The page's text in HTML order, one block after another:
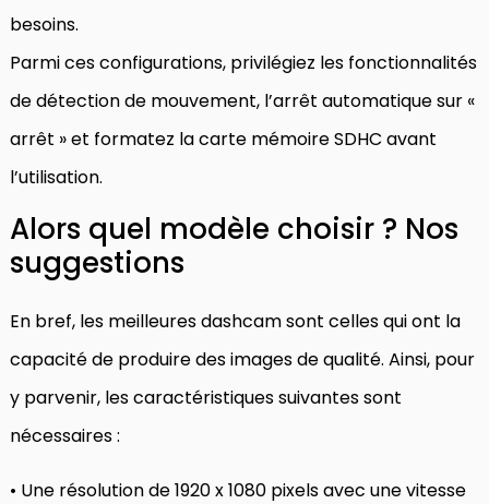
besoins.
Parmi ces configurations, privilégiez les fonctionnalités
de détection de mouvement, l’arrêt automatique sur «
arrêt » et formatez la carte mémoire SDHC avant
l’utilisation.
Alors quel modèle choisir ? Nos
suggestions
En bref, les meilleures dashcam sont celles qui ont la
capacité de produire des images de qualité. Ainsi, pour
y parvenir, les caractéristiques suivantes sont
nécessaires :
• Une résolution de 1920 x 1080 pixels avec une vitesse